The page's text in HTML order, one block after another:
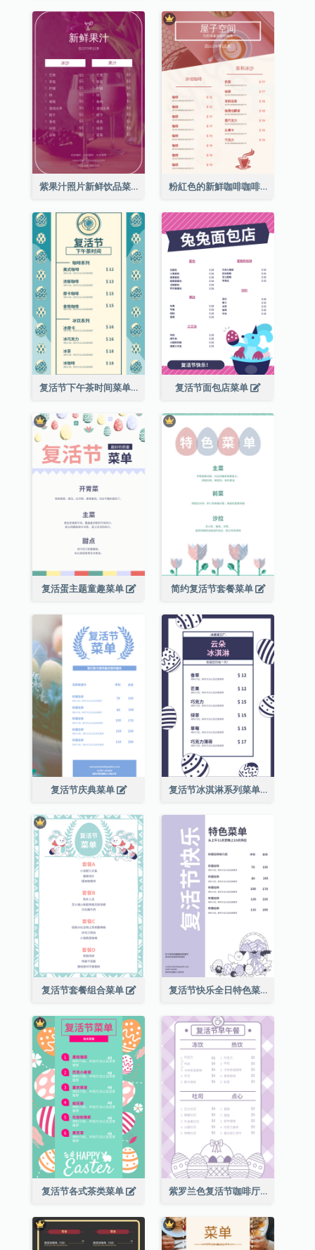
紫果汁照片新鲜饮品菜单 粉紅色的新鮮咖啡咖啡館照片簡單菜單
复活节下午茶时间菜单 复活节面包店菜单
复活蛋主题童趣菜单 简约复活节套餐菜单
复活节庆典菜单 复活节冰淇淋系列菜单
复活节套餐组合菜单 复活节快乐全日特色菜单
复活节各式茶类菜单 紫罗兰色复活节咖啡厅菜单